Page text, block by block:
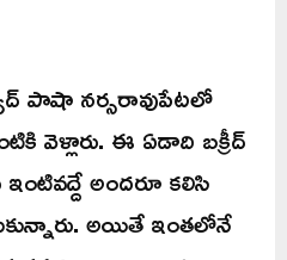
పాషా నర్సరావుపేటలో
వెళ్లారు. ఈ ఏడాది బక్రీద్
ఇంటివద్దే అందరూ కలిసి
అయితే ఇంతలోనే